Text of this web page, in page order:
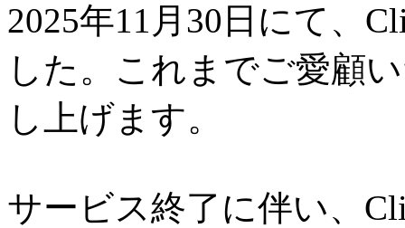
2025年11月30日にて、
した。これまでご愛顧
し上げます。
サービス終了に伴い、